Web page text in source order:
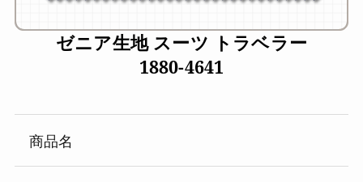
ゼニア生地 スーツ トラベラー
1880-4641
商品名